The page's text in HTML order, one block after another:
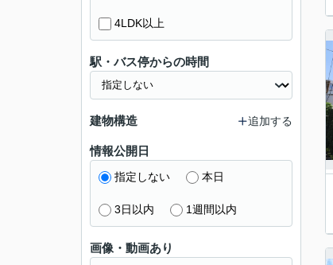
4LDK以上
駅・バス停からの時間
建物構造 追加する
情報公開日
指定しない 本日
3日以内 1週間以内
画像・動画あり